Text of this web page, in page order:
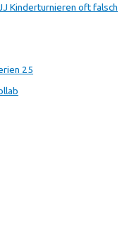
Kinderturnieren oft falsch
25